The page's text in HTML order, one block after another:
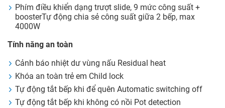
Phím điều khiển dạng trượt slide, 9 mức công suất +
boosterTự động chia sẻ công suất giữa 2 bếp, max
4000W
Tính năng an toàn
Cảnh báo nhiệt dư vùng nấu Residual heat
Khóa an toàn trẻ em Child lock
Tự động tắt bếp khi để quên Automatic switching off
Tự động tắt bếp khi không có nồi Pot detection